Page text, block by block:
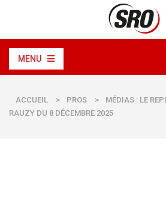
MENU
ACCUEIL > PROS >
MÉDIAS : LE
RAUZY DU 8 DÉCEMBRE 2025